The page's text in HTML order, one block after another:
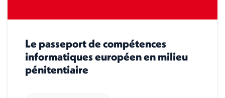
Le passeport de compétences
informatiques européen en milieu
pénitentiaire